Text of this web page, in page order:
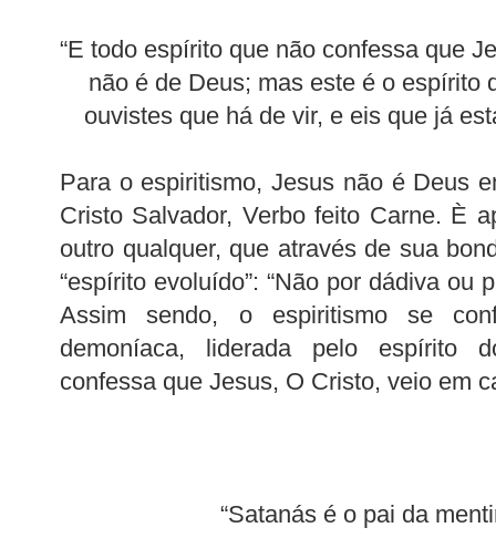
“E todo espírito que não confessa que
não é de Deus; mas este é o espírito
ouvistes que há de vir, e eis que já
Para o espiritismo, Jesus não é Deus
Cristo Salvador, Verbo feito Carne. È
outro qualquer, que através de sua
“espírito evoluído”: “Não por dádiva ou
Assim sendo, o espiritismo se
demoníaca, liderada pelo espírito
confessa que Jesus, O Cristo, veio em
“Satanás é o pai da